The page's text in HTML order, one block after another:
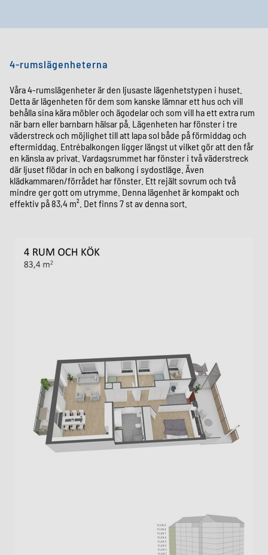
4-rumslägenheterna
Våra 4-rumslägenheter är den ljusaste lägenhetstypen i huset.
Detta är lägenheten för dem som kanske lämnar ett hus och vill
behålla sina kära möbler och ägodelar och som vill ha ett extra rum
när barn eller barnbarn hälsar på. Lägenheten har fönster i tre
väderstreck och möjlighet till att lapa sol både på förmiddag och
eftermiddag. Entrébalkongen ligger längst ut vilket gör att den får
en känsla av privat. Vardagsrummet har fönster i två väderstreck
där ljuset flödar in och en balkong i sydostläge. Även
klädkammaren/förrådet har fönster. Ett rejält sovrum och två
mindre ger gott om utrymme. Denna lägenhet är kompakt och
effektiv på 83,4 m². Det finns 7stav denna sort.